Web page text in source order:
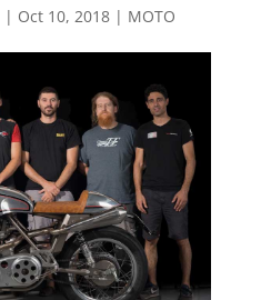
| Oct 10, 2018| MOTO